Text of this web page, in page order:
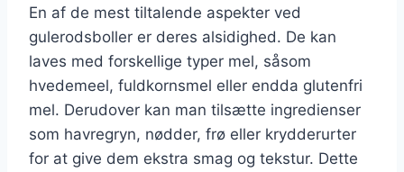
En af de mest tiltalende aspekter ved
gulerodsboller er deres alsidighed. De kan
laves med forskellige typer mel, såsom
hvedemeel, fuldkornsmel eller endda glutenfri
mel. Derudover kan man tilsætte ingredienser
som havregryn, nødder, frø eller krydderurter
for at give dem ekstra smag og tekstur. Dette